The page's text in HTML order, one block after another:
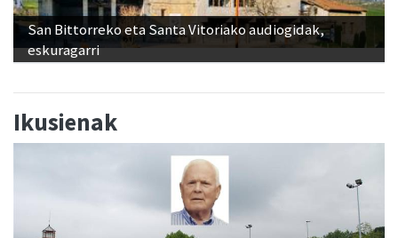
San Bittorreko eta Santa Vitoriako audiogidak,
eskuragarri
Ikusienak